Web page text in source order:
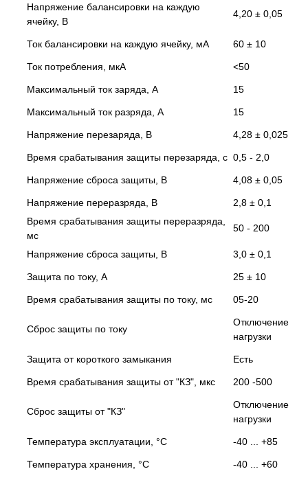
Напряжение балансировки на каждую
ячейку, В
4,20 ± 0,05
Ток балансировки на каждую ячейку, мА 60 ± 10
Ток потребления, мкА <50
Максимальный ток заряда, А 15
Максимальный ток разряда, А 15
Напряжение перезаряда, В 4,28 ± 0,025
Время срабатывания защиты перезаряда, с 0,5 - 2,0
Напряжение сброса защиты, В 4,08 ± 0,05
Напряжение переразряда, В
2,8 ± 0,1
Время срабатывания защиты переразряда,
мс
50 - 200
Напряжение сброса защиты, В 3,0 ± 0,1
Защита по току, А 25 ± 10
Время срабатывания защиты по току, мс 05-20
Сброс защиты по току
Отключение
нагрузки
Защита от короткого замыкания Есть
Время срабатывания защиты от "КЗ", мкс 200 -500
Сброс защиты от "КЗ"
Отключение
нагрузки
Температура эксплуатации, °С -40 ... +85
Температура хранения, °С -40 ... +60